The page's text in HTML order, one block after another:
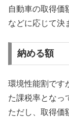
自動車の取得価
などに応じて決
納める額
環境性能割です
た課税率となっ
ただし、取得価